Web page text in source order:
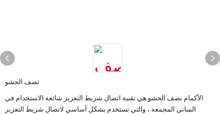
نصف الحشو
الأكمام نصف الحشو هي تقنية اتصال شريط التعزيز شائعة الاستخدام في
المباني المجمعة ، والتي تستخدم بشكل أساسي لاتصال شريط التعزيز